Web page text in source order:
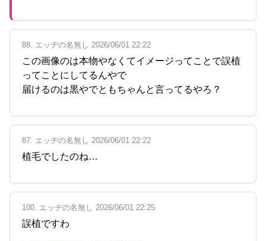
88. エッヂの名無し 2026/06/01 22:22
この画像のは本物やなくてイメージってことで誤植
ってことにしてるんやで
届けるのは黒やでともちゃんと言ってるやろ？
87. エッヂの名無し 2026/06/01 22:22
植毛でしたのね…
100. エッヂの名無し 2026/06/01 22:25
誤植ですわ